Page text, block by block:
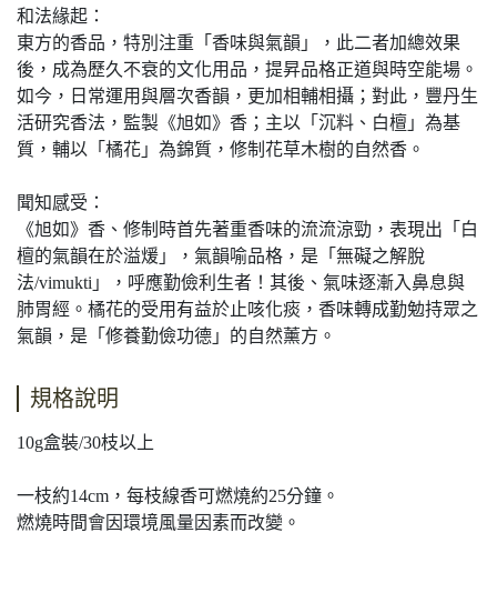
和法緣起：
東方的香品，特別注重「香味與氣韻」，此二者加總效果
後，成為歷久不衰的文化用品，提昇品格正道與時空能場。
如今，日常運用與層次香韻，更加相輔相攝；對此，豐丹生
活研究香法，監製《旭如》香；主以「沉料、白檀」為基
質，輔以「橘花」為錦質，修制花草木樹的自然香。
聞知感受：
《旭如》香、修制時首先著重香味的流流涼勁，表現出「白
檀的氣韻在於溢煖」，氣韻喻品格，是「無礙之解脫
法/vimukti」，呼應勤儉利生者！其後、氣味逐漸入鼻息與
肺胃經。橘花的受用有益於止咳化痰，香味轉成勤勉持眾之
氣韻，是「修養勤儉功德」的自然薰方。
規格說明
10g盒裝/30枝以上
一枝約14cm，每枝線香可燃燒約25分鐘。
燃燒時間會因環境風量因素而改變。